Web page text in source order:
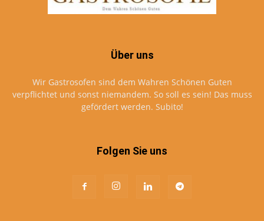
Über uns
Wir Gastrosofen sind dem Wahren Schönen Guten
verpflichtet und sonst niemandem. So soll es sein! Das muss
gefördert werden. Subito!
Folgen Sie uns